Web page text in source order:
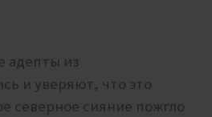
адепты из
и уверяют, что это
северное сияние пожгло